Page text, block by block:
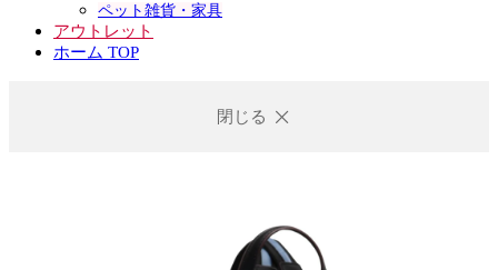
ペット雑貨・家具
アウトレット
ホーム TOP
閉じる